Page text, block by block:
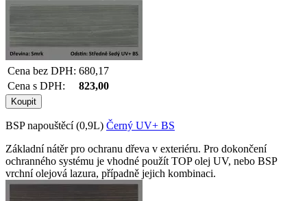
Cena bez DPH: 680,17
Cena s DPH:
823,00
BSP napouštěcí (0,9L) Černý UV+ BS
Základní nátěr pro ochranu dřeva v exteriéru. Pro dokončení
ochranného systému je vhodné použít TOP olej UV, nebo BSP
vrchní olejová lazura, případně jejich kombinaci.